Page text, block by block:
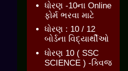
ધોરણ -10ના Online
ફોર્મ ભરવા માટે
ધોરણ : 10 / 12
બોર્ડના વિદ્યાર્થીઓ
ધોરણ 10 ( SSC
SCIENCE ) -ક્વિજ